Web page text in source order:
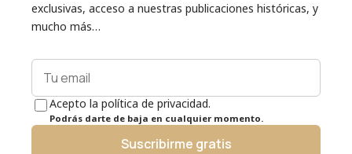
exclusivas, acceso a nuestras publicaciones históricas, y
mucho más…
Acepto la política de privacidad.
Podrás darte de baja en cualquier momento.
Suscribirme gratis